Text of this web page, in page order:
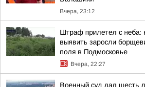
Вчера, 23:12
Штраф прилетел с неба:
выявить заросли
поля в Подмосковье
Вчера, 22:27
Военный суд дал шесть